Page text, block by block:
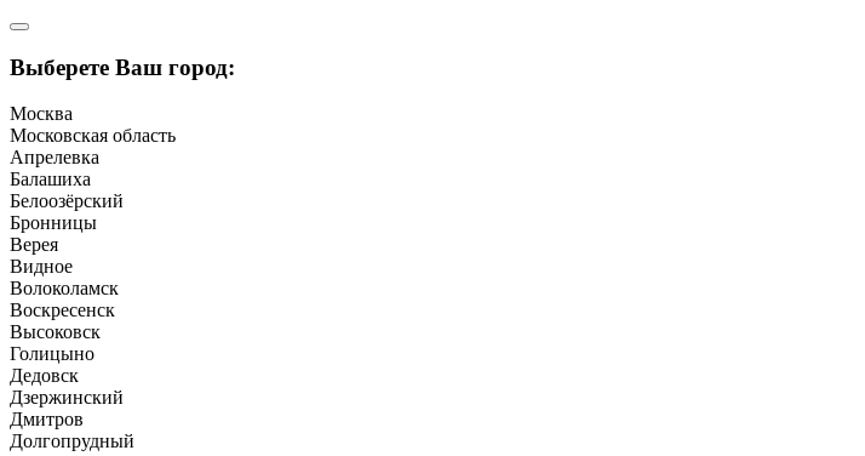
Выберете Ваш город:
Москва
Московская область
Апрелевка
Балашиха
Белоозёрский
Бронницы
Верея
Видное
Волоколамск
Воскресенск
Высоковск
Голицыно
Дедовск
Дзержинский
Дмитров
Долгопрудный